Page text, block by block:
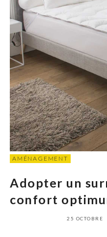
AMÉNAGEMENT
Adopter un
confort
25 OCTOBRE